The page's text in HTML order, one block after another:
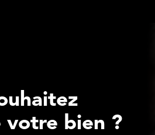
votre bien ?